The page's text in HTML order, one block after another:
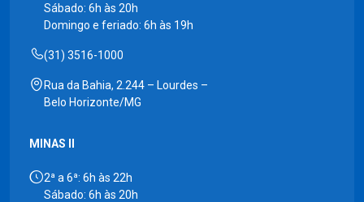
Sábado: 6h às 20h
Domingo e feriado: 6h às 19h
(31) 3516-1000
Rua da Bahia, 2.244 – Lourdes –
Belo Horizonte/MG
MINAS II
2ª a 6ª: 6h às 22h
Sábado: 6h às 20h